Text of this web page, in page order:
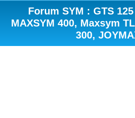
Forum SYM : GTS
MAXSYM 400, Maxsym
300,